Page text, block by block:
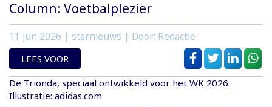
Column: Voetbalplezier
11 jun 2026 | starnieuws | Door: Redactie
LEES VOOR
De Trionda, speciaal ontwikkeld voor het WK 2026.
Illustratie: adidas.com